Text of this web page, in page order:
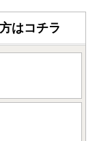
はコチラ